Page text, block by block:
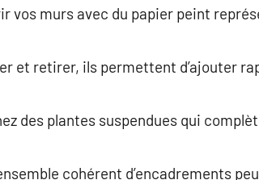
vos murs avec du papier peint
et retirer, ils permettent d’ajouter
des plantes suspendues qui
cohérent d’encadrements